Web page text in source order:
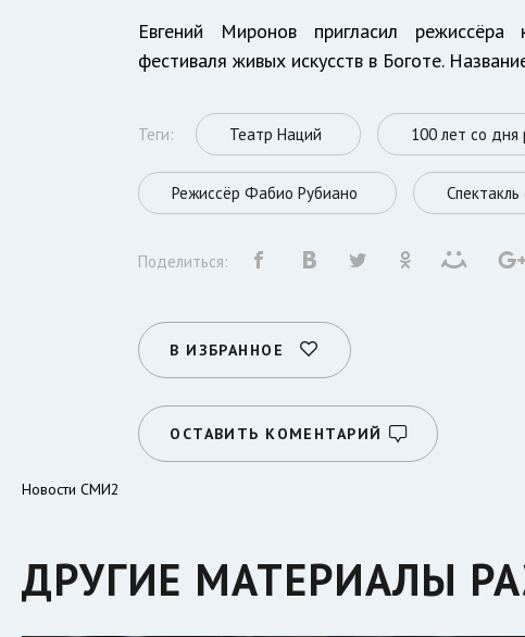
Евгений Миронов пригласил
фестиваля живых искусств в Боготе.
Теги: Театр Наций 100 лет со
Режиссёр Фабио Рубиано
Поделиться:
В ИЗБРАННОЕ
ОСТАВИТЬ КОМЕНТАРИЙ
Новости СМИ2
ДРУГИЕ МАТЕРИАЛЫ